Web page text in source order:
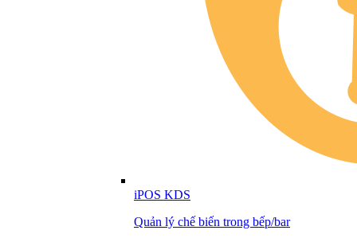
iPOS KDS
Quản lý chế biến trong bếp/bar